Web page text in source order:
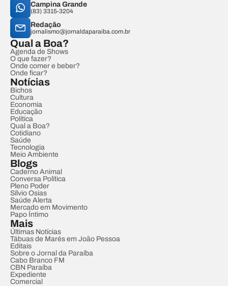
Campina Grande
(83) 3315-3204
Redação
jornalismo@jornaldaparaiba.com.br
Qual a Boa?
Agenda de Shows
O que fazer?
Onde comer e beber?
Onde ficar?
Notícias
Bichos
Cultura
Economia
Educação
Política
Qual a Boa?
Cotidiano
Saúde
Tecnologia
Meio Ambiente
Blogs
Caderno Animal
Conversa Política
Pleno Poder
Sílvio Osias
Saúde Alerta
Mercado em Movimento
Papo Íntimo
Mais
Últimas Notícias
Tábuas de Marés em João Pessoa
Editais
Sobre o Jornal da Paraíba
Cabo Branco FM
CBN Paraíba
Expediente
Comercial